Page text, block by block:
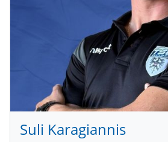
Suli Karagiannis